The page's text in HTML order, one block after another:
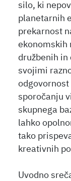
silo, ki
planetarnih
prekarnost
ekonomskih
družbenih in
svojimi
sporočanju
skupnega
lahko
tako
kreativnih
Uvodno